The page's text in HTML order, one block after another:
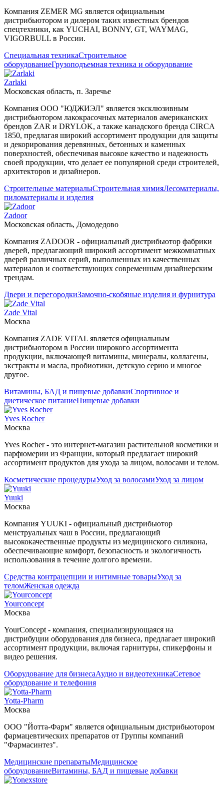
Компания ZEMER MG является официальным
дистрибьютором и дилером таких известных брендов
спецтехники, как YUCHAI, BONNY, GT, WAYMAG,
VIGORBULL в России.
Специальная техникаСтроительное
оборудованиеГрузоподъемная техника и оборудование
Zarlaki
Московская область, п. Заречье
Компания ООО "ЮДЖИЭЛ" является эксклюзивным
дистрибьютором лакокрасочных материалов американских
брендов ZAR и DRYLOK, а также канадского бренда CIRCA
1850, предлагая широкий ассортимент продукции для защиты
и декорирования деревянных, бетонных и каменных
поверхностей, обеспечивая высокое качество и надежность
своей продукции, что делает ее популярной среди строителей,
архитекторов и дизайнеров.
Строительные материалыСтроительная химияЛесоматериалы,
пиломатериалы и изделия
Zadoor
Московская область, Домодедово
Компания ZADOOR - официальный дистрибьютор фабрики
дверей, предлагающий широкий ассортимент межкомнатных
дверей различных серий, выполненных из качественных
материалов и соответствующих современным дизайнерским
трендам.
Двери и перегородкиЗамочно-скобяные изделия и фурнитура
Zade Vital
Москва
Компания ZADE VITAL является официальным
дистрибьютором в России широкого ассортимента
продукции, включающей витамины, минералы, коллагены,
экстракты и масла, пробиотики, детскую серию и многое
другое.
Витамины, БАД и пищевые добавкиСпортивное и
диетическое питаниеПищевые добавки
Yves Rocher
Москва
Yves Rocher - это интернет-магазин растительной косметики и
парфюмерии из Франции, который предлагает широкий
ассортимент продуктов для ухода за лицом, волосами и телом.
Косметические процедурыУход за волосамиУход за лицом
Yuuki
Москва
Компания YUUKI - официальный дистрибьютор
менструальных чаш в России, предлагающий
высококачественные продукты из медицинского силикона,
обеспечивающие комфорт, безопасность и экологичность
использования в течение долгого времени.
Средства контрацепции и интимные товарыУход за
теломЖенская одежда
Yourconcept
Москва
YourConcept - компания, специализирующаяся на
дистрибуции оборудования для бизнеса, предлагает широкий
ассортимент продукции, включая гарнитуры, спикерфоны и
видео решения.
Оборудование для бизнесаАудио и видеотехникаСетевое
оборудование и телефония
Yotta-Pharm
Москва
ООО "Йотта-Фарм" является официальным дистрибьютором
фармацевтических препаратов от Группы компаний
"Фармасинтез".
Медицинские препаратыМедицинское
оборудованиеВитамины, БАД и пищевые добавки